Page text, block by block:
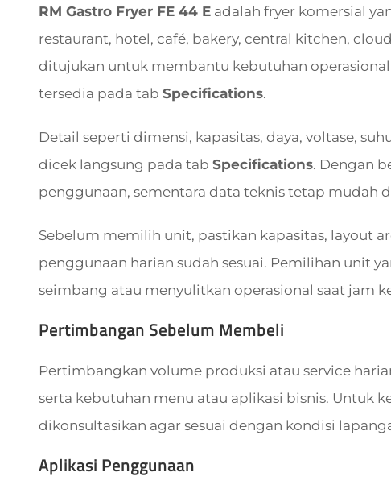
RM Gastro Fryer FE 44 E adalah fryer komersial
restaurant, hotel, café, bakery, central kitchen,
ditujukan untuk membantu kebutuhan
tersedia pada tab Specifications.
Detail seperti dimensi, kapasitas, daya, voltase,
dicek langsung pada tab Specifications. Dengan
penggunaan, sementara data teknis tetap mudah
Sebelum memilih unit, pastikan kapasitas, layout
penggunaan harian sudah sesuai. Pemilihan unit
seimbang atau menyulitkan operasional saat jam
Pertimbangan Sebelum Membeli
Pertimbangkan volume produksi atau service
serta kebutuhan menu atau aplikasi bisnis. Untuk
dikonsultasikan agar sesuai dengan kondisi
Aplikasi Penggunaan